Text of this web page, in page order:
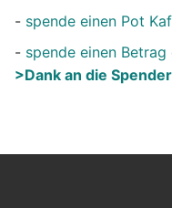
- spende einen Pot
- spende einen Betrag
>Dank an die